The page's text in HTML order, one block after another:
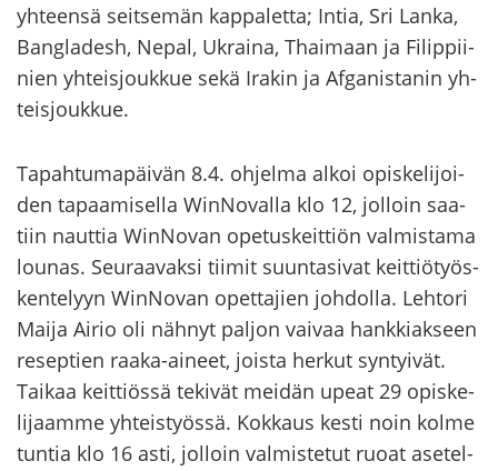
yh­teen­sä seit­se­män kap­pa­let­ta; Intia, Sri Lanka,
Bangla­desh, Nepal, Ukrai­na, Thai­maan ja Fi­lip­pii­
nien yh­teis­jouk­kue sekä Ira­kin ja Af­ga­nis­ta­nin yh­
teis­jouk­kue.
Ta­pah­tu­ma­päi­vän 8.4. oh­jel­ma alkoi opis­ke­li­joi­
den ta­paa­mi­sel­la WinNovalla klo 12, jol­loin saa­
tiin naut­tia WinNovan ope­tus­keit­tiön val­mis­ta­ma
lou­nas. Seu­raa­vak­si tii­mit suun­ta­si­vat keit­tiö­työs­
ken­te­lyyn WinNovan opet­ta­jien joh­dol­la. Leh­to­ri
Maija Airio oli näh­nyt pal­jon vai­vaa hank­kiak­seen
re­sep­tien raaka-​aineet, jois­ta her­kut syn­tyi­vät.
Tai­kaa keit­tiös­sä te­ki­vät mei­dän upeat 29 opis­ke­
li­jaam­me yh­teis­työs­sä. Kok­kaus kesti noin kolme
tun­tia klo 16 asti, jol­loin val­mis­te­tut ruoat ase­tel­